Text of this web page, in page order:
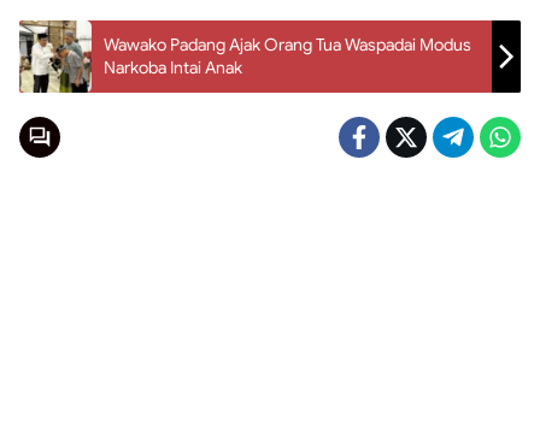
Wawako Padang Ajak Orang Tua Waspadai Modus
Narkoba Intai Anak